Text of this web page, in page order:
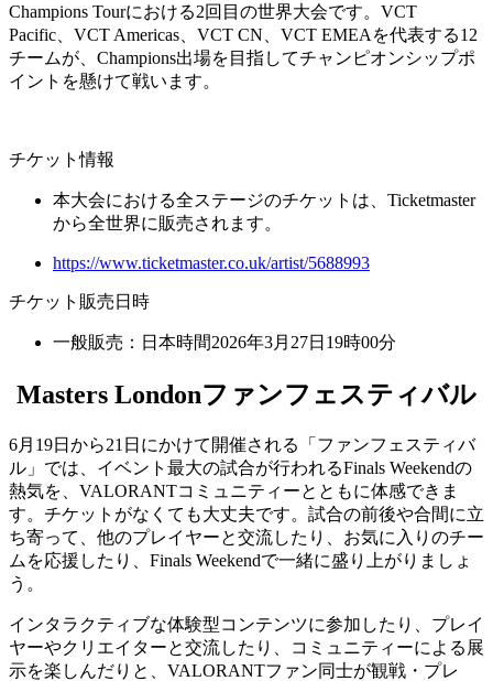
Champions Tourにおける2回目の世界大会です。VCT
Pacific、VCT Americas、VCT CN、VCT EMEAを代表する12
チームが、Champions出場を目指してチャンピオンシップポ
イントを懸けて戦います。
チケット情報
本大会における全ステージのチケットは、Ticketmaster
から全世界に販売されます。
https://www.ticketmaster.co.uk/artist/5688993
チケット販売日時
一般販売：日本時間2026年3月27日19時00分
Masters Londonファンフェスティバル
6月19日から21日にかけて開催される「ファンフェスティバ
ル」では、イベント最大の試合が行われるFinals Weekendの
熱気を、VALORANTコミュニティーとともに体感できま
す。チケットがなくても大丈夫です。試合の前後や合間に立
ち寄って、他のプレイヤーと交流したり、お気に入りのチー
ムを応援したり、Finals Weekendで一緒に盛り上がりましょ
う。
インタラクティブな体験型コンテンツに参加したり、プレイ
ヤーやクリエイターと交流したり、コミュニティーによる展
示を楽しんだりと、VALORANTファン同士が観戦・プレ